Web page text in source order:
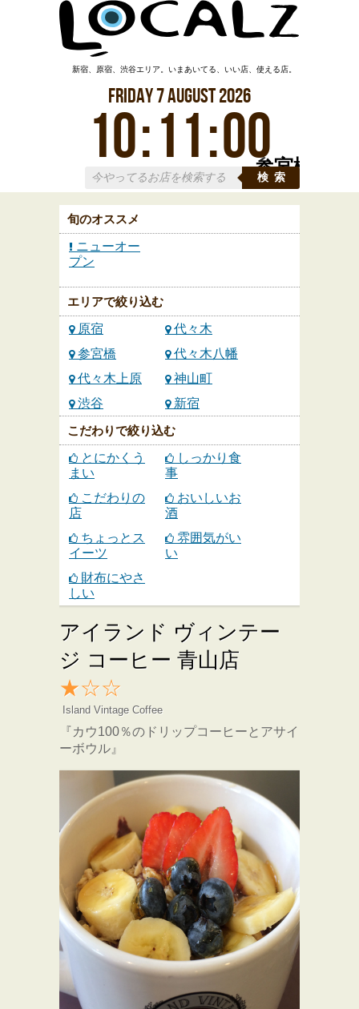
参宮橋
新宿、原宿、渋谷エリア。いまあいてる、いい店、使える店。
Friday7August2026
10:11:00
検索
旬のオススメ
ニューオー
プン
エリアで絞り込む
原宿
代々木
参宮橋
代々木八幡
代々木上原
神山町
渋谷
新宿
こだわりで絞り込む
とにかくう
まい
しっかり食
事
こだわりの
店
おいしいお
酒
ちょっとス
イーツ
雰囲気がい
い
財布にやさ
しい
アイランド ヴィンテー
ジ コーヒー 青山店
★☆☆
Island Vintage Coffee
『カウ100％のドリップコーヒーとアサイ
ーボウル』